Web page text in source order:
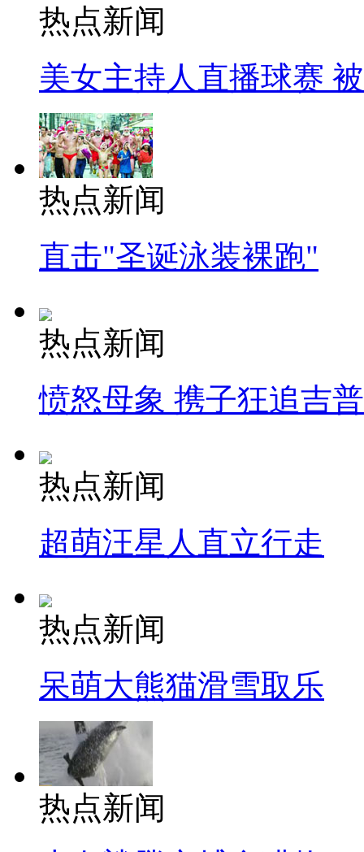
热点新闻
美女主持人直播球赛
热点新闻
直击"圣诞泳装裸跑"
热点新闻
愤怒母象 携子狂追吉
热点新闻
超萌汪星人直立行走
热点新闻
呆萌大熊猫滑雪取乐
热点新闻